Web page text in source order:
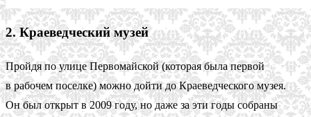
2. Краеведческий музей
Пройдя по улице Первомайской (которая была первой
в рабочем поселке) можно дойти до Краеведческого музея.
Он был открыт в 2009 году, но даже за эти годы собраны